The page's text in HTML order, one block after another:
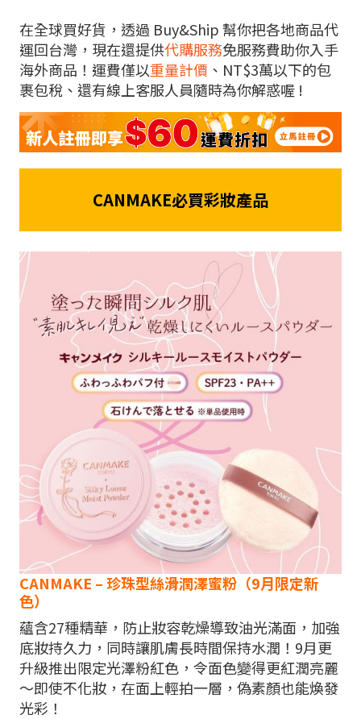
在全球買好貨，透過 Buy&Ship 幫你把各地商品代
運回台灣，現在還提供代購服務免服務費助你入手
海外商品！運費僅以重量計價 、NT$3萬以下的包
裹包稅、還有線上客服人員隨時為你解惑喔 !
CANMAKE必買彩妝產品
CANMAKE – 珍珠型絲滑潤澤蜜粉（9月限定新
色）
蘊含27種精華，防止妝容乾燥導致油光滿面，加強
底妝持久力，同時讓肌膚長時間保持水潤！9月更
升級推出限定光澤粉紅色，令面色變得更紅潤亮麗
～即使不化妝，在面上輕拍一層，偽素顏也能煥發
光彩！